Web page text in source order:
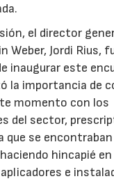
el director
Weber, Jordi Rius,
inaugurar este
la importancia de
momento con los
del sector,
que se
hincapié en
e